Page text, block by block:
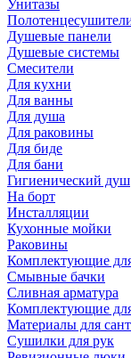
Унитазы
Душевые панели
Душевые системы
Смесители
Для кухни
Для ванны
Для душа
Для раковины
Для биде
Для бани
Гигиенический душ
На борт
Инсталляции
Кухонные мойки
Раковины
Комплектующие
Смывные бачки
Сливная арматура
Комплектующие
Материалы для
Сушилки для рук